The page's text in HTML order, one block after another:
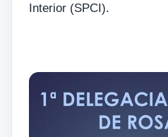
Interior (SPCI).